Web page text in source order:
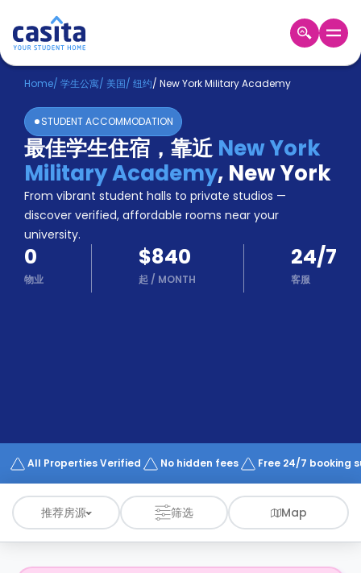
Home ZH USD
登
入
Booking
Accommodation
About
us
Blog
Refer
And
Earn
Become
Works
Home/ 学生公寓/ 美国/ 纽约/ New York Military Academy
STUDENT ACCOMMODATION
最佳学生住宿，靠近New York
Military Academy, New York
From vibrant student halls to private studios —
discover verified, affordable rooms near your
university.
0
物业
$840
起 / MONTH
24/7
客服
All Properties Verified No hidden fees Free 24/7 booking
推荐房源 筛选 Map